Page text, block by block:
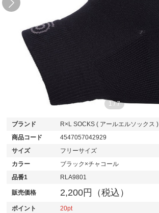
1 /7
ブランド
R×L SOCKS ( アールエルソックス )
商品コード
4547057042929
サイズ
フリーサイズ
カラー
ブラック×チャコール
品番1
RLA9801
販売価格 2,200円（税込）
ポイント
20